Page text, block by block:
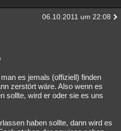
06.10.2011 um 22:08
es jemals (offiziell) finden
zerstört wäre. Also wenn es
sollte, wird er oder sie es uns
haben sollte, dann wird es